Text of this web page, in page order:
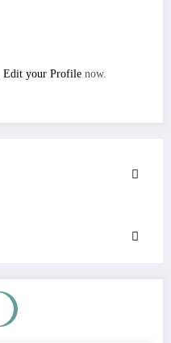
Edit your Profile now.